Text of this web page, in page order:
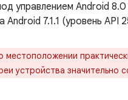
управлением Android 8.0
7.1.1 (уровень API
устройства значительно